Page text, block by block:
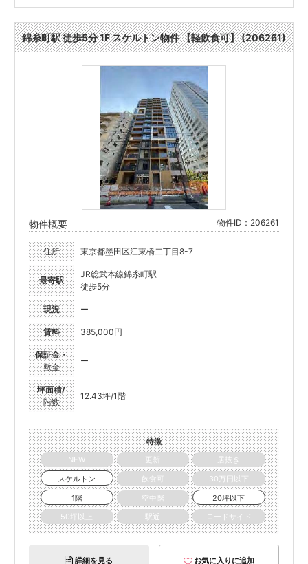
錦糸町駅 徒歩5分 1F スケルトン物件 【軽飲食可】 (206261)
物件概要 物件ID：206261
住所 東京都墨田区江東橋二丁目8-7
最寄駅
JR総武本線錦糸町駅
徒歩5分
現況 ー
賃料 385,000円
保証金・
敷金
ー
坪面積/
階数
12.43坪/1階
特徴
NEW
更新
居抜き
スケルトン
飲食可
30万円以下
1階
空中階
20坪以下
50坪以上
駅近 ロードサイド
詳細を見る お気に入りに追加